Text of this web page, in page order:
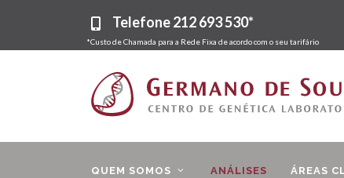
Telefone212 693 530*
*Custo de Chamada para a Rede Fixa de acordo com o seu tarifário
QUEM SOMOS ANÁLISES ÁREAS